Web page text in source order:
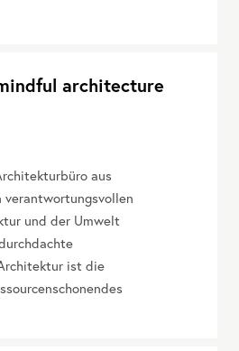
architecture
aus
verantwortungsvollen
und der Umwelt
ist die